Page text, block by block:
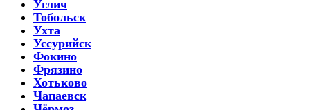
Углич
Тобольск
Ухта
Уссурийск
Фокино
Фрязино
Хотьково
Чапаевск